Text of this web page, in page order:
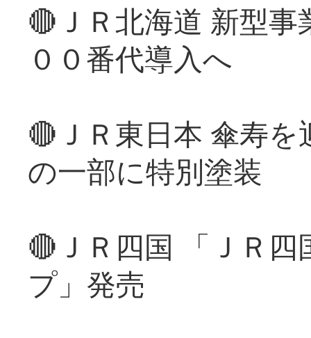
🔴ＪＲ北海道 新型
００番代導入へ
🔴ＪＲ東日本 傘寿
の一部に特別塗装
🔴ＪＲ四国 「ＪＲ
プ」発売